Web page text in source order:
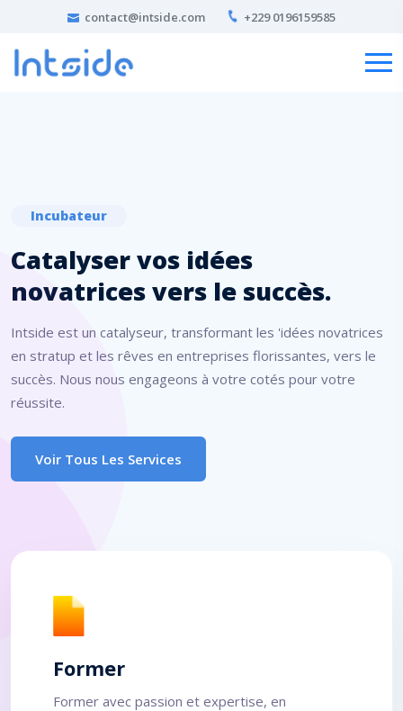
contact@intside.com +229 0196159585
Incubateur
Catalyser vos idées
novatrices vers le succès.
Intside est un catalyseur, transformant les 'idées novatrices
en stratup et les rêves en entreprises florissantes, vers le
succès. Nous nous engageons à votre cotés pour votre
réussite.
Voir Tous Les Services
Former
Former avec passion et expertise, en